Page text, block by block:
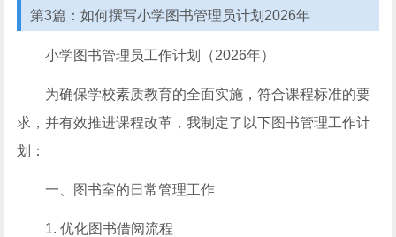
第3篇：如何撰写小学图书管理员计划2026年
小学图书管理员工作计划（2026年）
为确保学校素质教育的全面实施，符合课程标准的要
求，并有效推进课程改革，我制定了以下图书管理工作计
划：
一、图书室的日常管理工作
1. 优化图书借阅流程